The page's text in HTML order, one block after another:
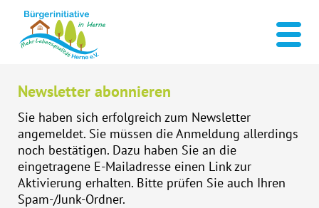
Newsletter abonnieren
Sie haben sich erfolgreich zum Newsletter
angemeldet. Sie müssen die Anmeldung allerdings
noch bestätigen. Dazu haben Sie an die
eingetragene E-Mailadresse einen Link zur
Aktivierung erhalten. Bitte prüfen Sie auch Ihren
Spam-/Junk-Ordner.